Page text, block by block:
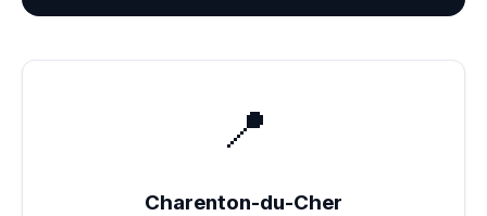
📍
Charenton-du-Cher